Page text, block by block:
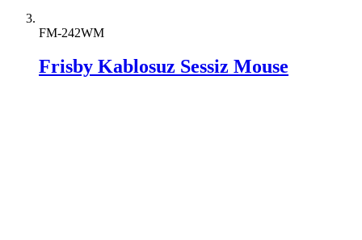
FM-242WM
Frisby Kablosuz Sessiz Mouse